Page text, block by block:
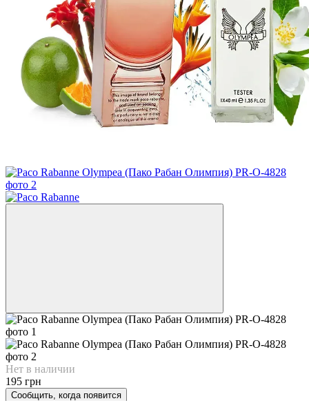
Нет в наличии
195 грн
Сообщить, когда появится